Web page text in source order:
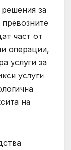
решения за
част от
операции,
услуги за
услуги
на